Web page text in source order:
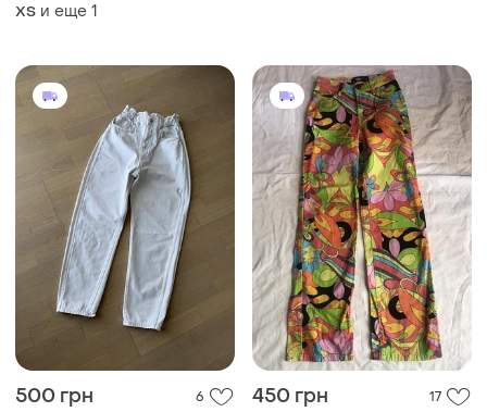
XS и еще 1
500 грн 6 450 грн 17